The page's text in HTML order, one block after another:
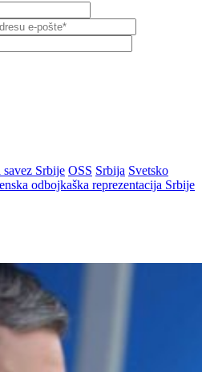
Srbije OSS Srbija Svetsko
odbojkaška reprezentacija Srbije